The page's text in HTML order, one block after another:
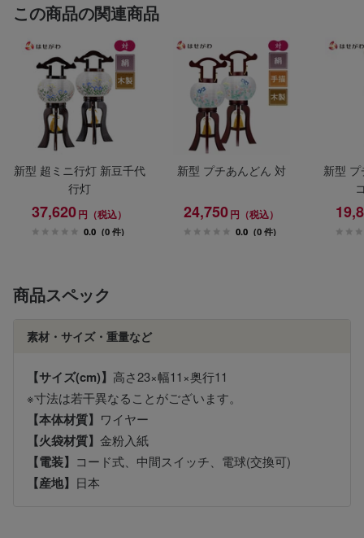
この商品の関連商品
新型 超ミニ行灯 新豆千代
行灯
37,620円（税込）
0.0 (0 件)
新型 プチあんどん 対
24,750円（税込）
0.0 (0 件)
新型
商品スペック
素材・サイズ・重量など
【サイズ(cm)】 高さ23×幅11×奥行11
※寸法は若干異なることがございます。
【本体材質】 ワイヤー
【火袋材質】 金粉入紙
【電装】 コード式、中間スイッチ、電球(交換可)
【産地】 日本